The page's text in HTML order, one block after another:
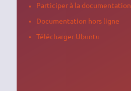
Participer à la documentation
Documentation hors ligne
Télécharger Ubuntu